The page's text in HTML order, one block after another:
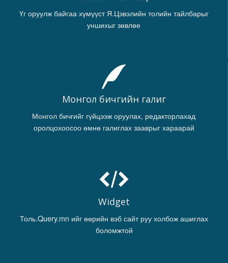
Үг оруулж байгаа хүмүүст Я.Цэвэлийн толийн тайлбарыг
уншихыг зөвлөе
Монгол бичгийн галиг
Монгол бичгийг гүйцээж оруулах, редакторлахад
оролцохоосоо өмнө галиглах зааврыг хараарай
Widget
Толь.Query.mn ийг өөрийн вэб сайт руу холбож ашиглах
боломжтой